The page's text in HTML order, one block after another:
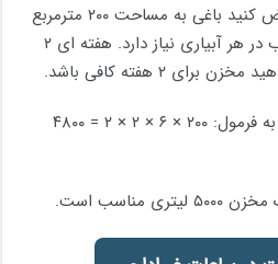
برای درک بهتر فرمول بالا، فرض کنید باغی به مساحت ۲۰۰ مترمربع
دارید که هر مترمربع ۶ لیتر آب در هر آبیاری نیاز دارد. هفته ‌ای ۲
۲ هفته کافی باشد.
محاسبه حجم مخزن با توجه به فرمول: ۲۰۰ × ۶ × ۲ × ۲ = ۴۸۰۰
مناسب است.